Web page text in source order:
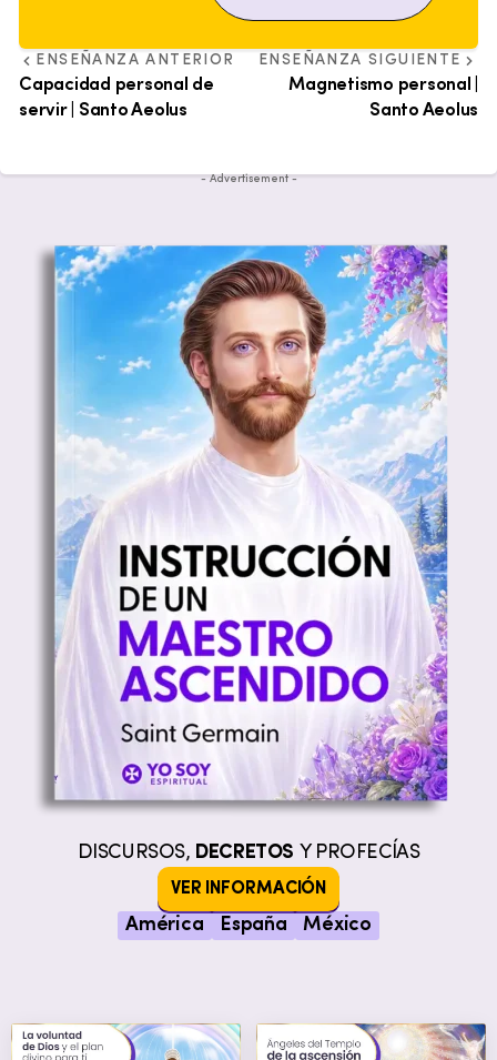
ENSEÑANZA ANTERIOR
Capacidad personal de
servir | Santo Aeolus
ENSEÑANZA SIGUIENTE
Magnetismo personal |
Santo Aeolus
- Advertisement -
DISCURSOS, DECRETOS Y PROFECÍAS
VER INFORMACIÓN
América España México